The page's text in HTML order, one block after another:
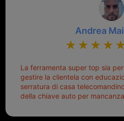
Andrea
La ferramenta super top sia
gestire la clientela con
serratura di casa
della chiave auto per
meglio ferramenta de ostia e